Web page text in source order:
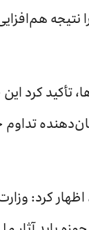
تأکید کرد
تداوم
اظهار کرد: